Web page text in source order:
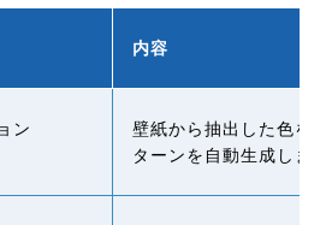
内容
ン
壁紙から抽出した色を
ターンを自動生成しま